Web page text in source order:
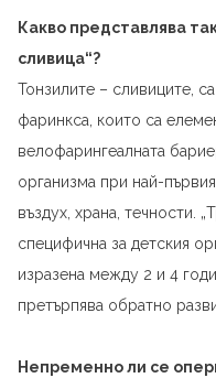
Какво представлява
сливица“?
Тонзилите – сливиците,
фаринкса, които са
велофарингеалната
организма при най-
въздух, храна, течности.
специфична за детския
изразена между 2 и 4
претърпява обратно
Непременно ли се